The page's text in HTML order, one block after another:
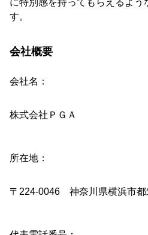
に特別感を持ってもらえるよう
す。
会社概要
会社名：
株式会社ＰＧＡ
所在地：
〒224-0046 神奈川県横浜市都